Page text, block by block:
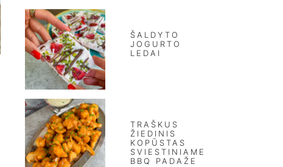
ŠALDYTO
JOGURTO
LEDAI
TRAŠKUS
ŽIEDINIS
KOPŪSTAS
SVIESTINIAME
BBQ PADAŽE